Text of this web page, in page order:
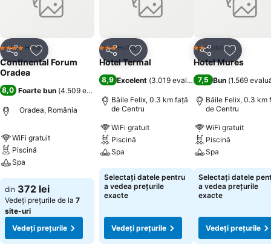
Oradea este un hotel de 4 stele în Oradea, cu 168 de camere
dispuse pe șapte etaje. Prin urmare, dacă căutați cazare în centrul
Toate camerele respectă standardele de 4 stele, iar personalul
amabil și calificat va fi întotdeauna la dispoziția dumneavoastră.
DistribuițiAdăugaţi la favorite
4 Stele Hotel
Continental Forum
Oradea
8,0 Foarte bun (4.509 evaluări
Oradea, România
WiFi gratuit
Piscină
Spa
Vedeți prețurile
din 372 lei
Vedeți prețurile de la 7
site-uri
Vedeți prețurile
DistribuițiAdăugaţi la favorite
3 SteleHotel
Hotel Termal
8,9 Excelent (3.019 evaluări)
Băile Felix, 0.3 km faţă
de Centru
WiFi gratuit
Piscină
Spa
Vedeți prețurile
Selectați datele pentru
a vedea prețurile
exacte
Vedeți prețurile
Distribuiți
2 Stele
Hotel
Hotel Mures
7,5 Bun (1.569
Băile Felix, 0.3 km
de Centru
WiFi gratuit
Piscină
Spa
Vedeți prețurile
Selectați datele
a vedea prețurile
exacte
Vedeți prețurile